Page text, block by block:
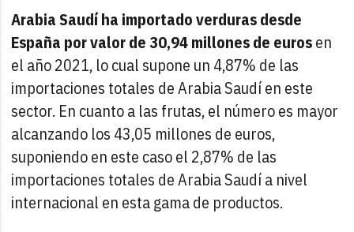
Arabia Saudí ha importado verduras desde
España por valor de 30,94 millones de eurosen
el año 2021, lo cual supone un 4,87% de las
importaciones totales de Arabia Saudí en este
sector. En cuanto a las frutas, el número es mayor
alcanzando los 43,05 millones de euros,
suponiendo en este caso el 2,87% de las
importaciones totales de Arabia Saudí a nivel
internacional en esta gama de productos.